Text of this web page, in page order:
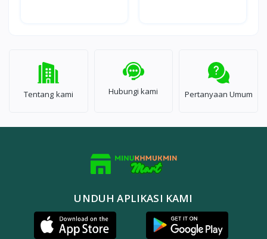
Tentang kami Hubungi kami Pertanyaan Umum
UNDUH APLIKASI KAMI